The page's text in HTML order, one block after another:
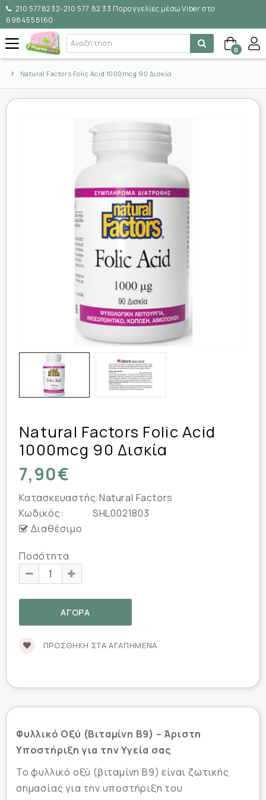
210 5778232-210 577 82 33 Παραγγελίες μέσω Viber στο
6984558160
0
Natural Factors Folic Acid 1000mcg 90 Δισκία
Natural Factors Folic Acid
1000mcg 90 Δισκία
7,90€
Κατασκευαστής:Natural Factors
Κωδικός:
SHL0021803
Διαθέσιμο
Ποσότητα
ΠΡΟΣΘΉΚΗ ΣΤΑ ΑΓΑΠΗΜΈΝΑ
Φυλλικό Οξύ (Βιταμίνη Β9) – Άριστη
Υποστήριξη για την Υγεία σας
Το φυλλικό οξύ (βιταμίνη Β9) είναι ζωτικής
σημασίας για την υποστήριξη του